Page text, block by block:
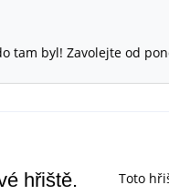
tam byl! Zavolejte od
hřiště.
Toto